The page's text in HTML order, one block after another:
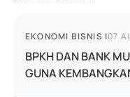
EKONOMI BISNIS |07
BPKH DAN BANK
GUNA